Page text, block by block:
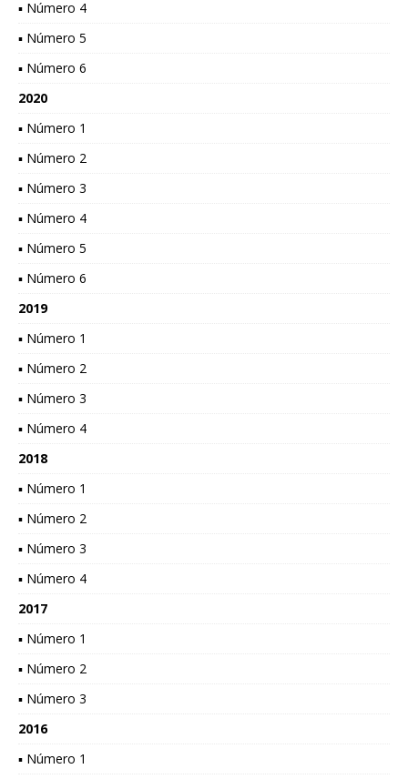
▪ Número 4
▪ Número 5
▪ Número 6
2020
▪ Número 1
▪ Número 2
▪ Número 3
▪ Número 4
▪ Número 5
▪ Número 6
2019
▪ Número 1
▪ Número 2
▪ Número 3
▪ Número 4
2018
▪ Número 1
▪ Número 2
▪ Número 3
▪ Número 4
2017
▪ Número 1
▪ Número 2
▪ Número 3
2016
▪ Número 1